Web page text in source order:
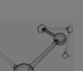
od strane
foruma u
"Emolijent